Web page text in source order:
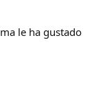
le ha gustado